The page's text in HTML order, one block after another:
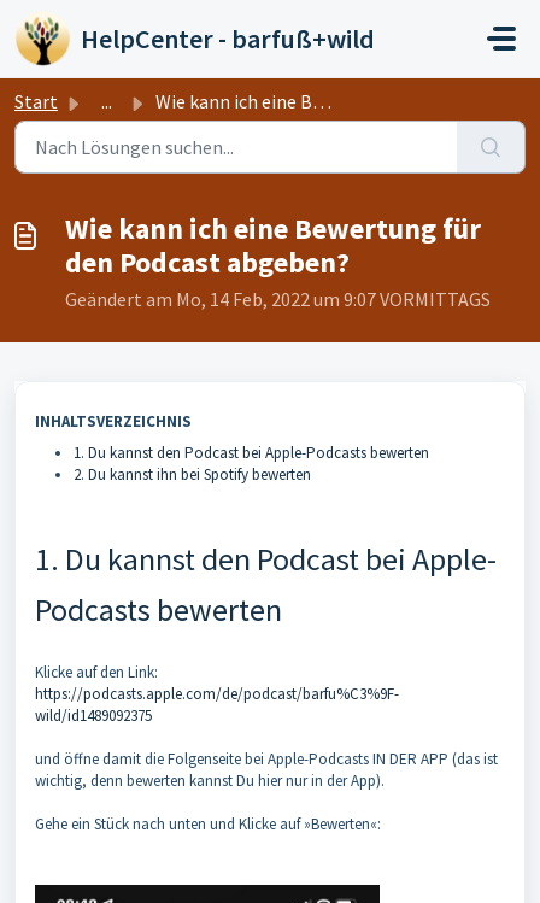
Zum hauptsächlichen Inhalt gehen
HelpCenter - barfuß+wild
Start ... Wie kann ich eine Bewertung für den Podcast abgeben?
Wie kann ich eine Bewertung für
den Podcast abgeben?
Geändert am Mo, 14 Feb, 2022 um 9:07 VORMITTAGS
INHALTSVERZEICHNIS
1. Du kannst den Podcast bei Apple-Podcasts bewerten
2. Du kannst ihn bei Spotify bewerten
1. Du kannst den Podcast bei Apple-
Podcasts bewerten
Klicke auf den Link:
https://podcasts.apple.com/de/podcast/barfu%C3%9F-
wild/id1489092375
und öffne damit die Folgenseite bei Apple-Podcasts IN DER APP (das ist
wichtig, denn bewerten kannst Du hier nur in der App).
Gehe ein Stück nach unten und Klicke auf »Bewerten«: